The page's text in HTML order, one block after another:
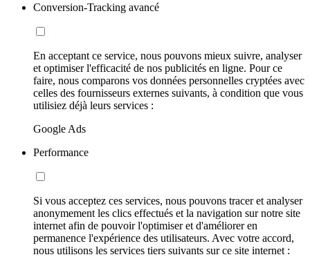
Conversion-Tracking avancé
En acceptant ce service, nous pouvons mieux suivre, analyser
et optimiser l'efficacité de nos publicités en ligne. Pour ce
faire, nous comparons vos données personnelles cryptées avec
celles des fournisseurs externes suivants, à condition que vous
utilisiez déjà leurs services :
Google Ads
Performance
Si vous acceptez ces services, nous pouvons tracer et analyser
anonymement les clics effectués et la navigation sur notre site
internet afin de pouvoir l'optimiser et d'améliorer en
permanence l'expérience des utilisateurs. Avec votre accord,
nous utilisons les services tiers suivants sur ce site internet :